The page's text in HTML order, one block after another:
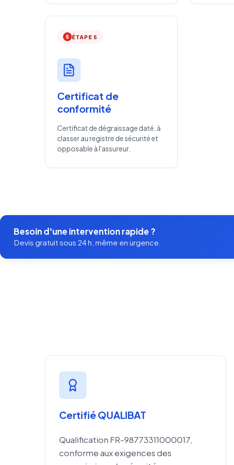
5 ÉTAPE 5
Certificat de
conformité
Certificat de dégraissage daté, à
classer au registre de sécurité et
opposable à l'assureur.
Besoin d'une intervention rapide ?
Devis gratuit sous 24 h, même en urgence.
Certifié QUALIBAT
Qualification FR-98773311000017,
conforme aux exigences des